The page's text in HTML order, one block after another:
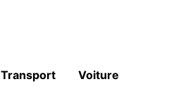
Transport Voiture